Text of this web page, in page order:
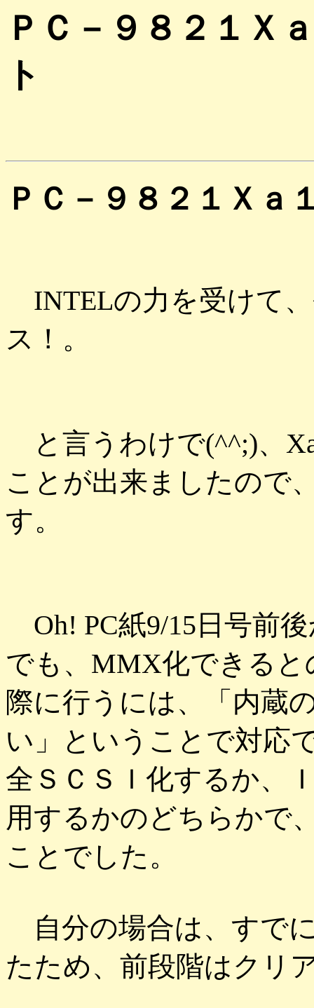
ＰＣ－９８２１Ｘ
ト
ＰＣ－９８２１Ｘａ
INTELの力を受けて
ス！。
と言うわけで(^^;)、
ことが出来ましたので
す。
Oh! PC紙9/15日号前
でも、MMX化できる
際に行うには、「内蔵
い」ということで対応
全ＳＣＳＩ化するか、
用するかのどちらかで
ことでした。
自分の場合は、すで
たため、前段階はクリ